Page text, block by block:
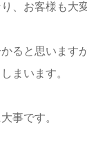
、お客様も大
ると思います
まいます。
事です。